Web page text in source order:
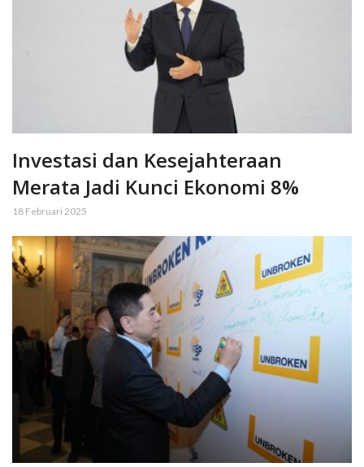
Investasi dan Kesejahteraan
Merata Jadi Kunci Ekonomi 8%
18 Februari 2025